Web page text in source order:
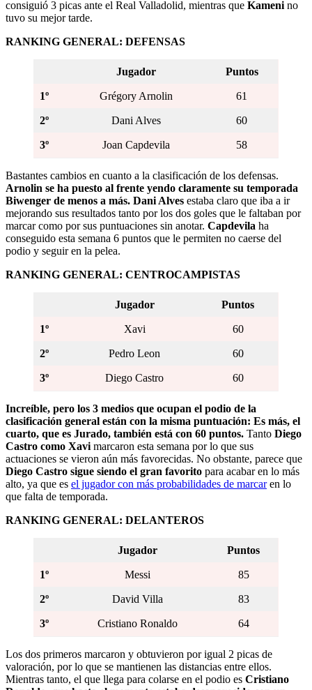
consiguió 3 picas ante el Real Valladolid, mientras que Kamenino
tuvo su mejor tarde.
RANKING GENERAL: DEFENSAS
Jugador Puntos
1º Grégory Arnolin 61
2º Dani Alves 60
3º Joan Capdevila 58
Bastantes cambios en cuanto a la clasificación de los defensas.
Arnolin se ha puesto al frente yendo claramente su temporada
Biwenger de menos a más. Dani Alves estaba claro que iba a ir
mejorando sus resultados tanto por los dos goles que le faltaban por
marcar como por sus puntuaciones sin anotar. Capdevila ha
conseguido esta semana 6 puntos que le permiten no caerse del
podio y seguir en la pelea.
RANKING GENERAL: CENTROCAMPISTAS
Jugador Puntos
1º Xavi 60
2º Pedro Leon 60
3º Diego Castro 60
Increíble, pero los 3 medios que ocupan el podio de la
clasificación general están con la misma puntuación: Es más, el
cuarto, que es Jurado, también está con 60 puntos. Tanto Diego
Castro como Xavimarcaron esta semana por lo que sus
actuaciones se vieron aún más favorecidas. No obstante, parece que
Diego Castro sigue siendo el gran favorito para acabar en lo más
alto, ya que es el jugador con más probabilidades de marcaren lo
que falta de temporada.
RANKING GENERAL: DELANTEROS
Jugador Puntos
1º Messi 85
2º David Villa 83
3º Cristiano Ronaldo 64
Los dos primeros marcaron y obtuvieron por igual 2 picas de
valoración, por lo que se mantienen las distancias entre ellos.
Mientras tanto, el que llega para colarse en el podio es Cristiano